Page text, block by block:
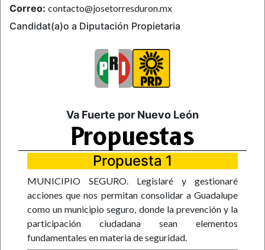
Correo: contacto@josetorresduron.mx
Candidat(a)o a Diputación Propietaria
Va Fuerte por Nuevo León
Propuestas
Propuesta 1
MUNICIPIO SEGURO. Legislaré y gestionaré
acciones que nos permitan consolidar a Guadalupe
como un municipio seguro, donde la prevención y la
participación ciudadana sean elementos
fundamentales en materia de seguridad.